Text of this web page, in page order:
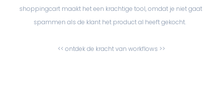
shoppingcart maakt het een krachtige tool, omdat je niet gaat
spammen als de klant het product al heeft gekocht.
<< ontdek de kracht van workflows >>